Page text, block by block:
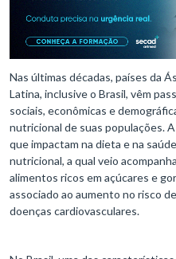
Nas últimas décadas, países da
Latina, inclusive o Brasil, vêm
sociais, econômicas e
nutricional de suas populações.
que impactam na dieta e na
nutricional, a qual veio
alimentos ricos em açúcares e
associado ao aumento no risco
doenças cardiovasculares.